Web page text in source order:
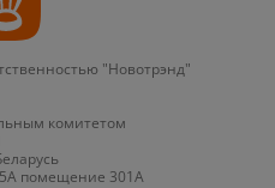
"Новотрэнд"
комитетом
помещение 301А